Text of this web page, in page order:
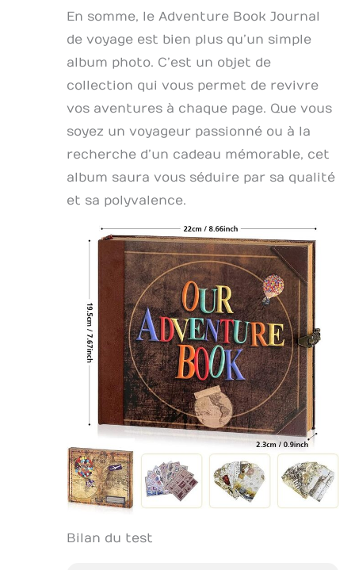
En somme, le Adventure Book Journal
de voyage est bien plus qu’un simple
album photo. C’est un objet de
collection qui vous permet de revivre
vos aventures à chaque page. Que vous
soyez un voyageur passionné ou à la
recherche d’un cadeau mémorable, cet
album saura vous séduire par sa qualité
et sa polyvalence.
Bilan du test